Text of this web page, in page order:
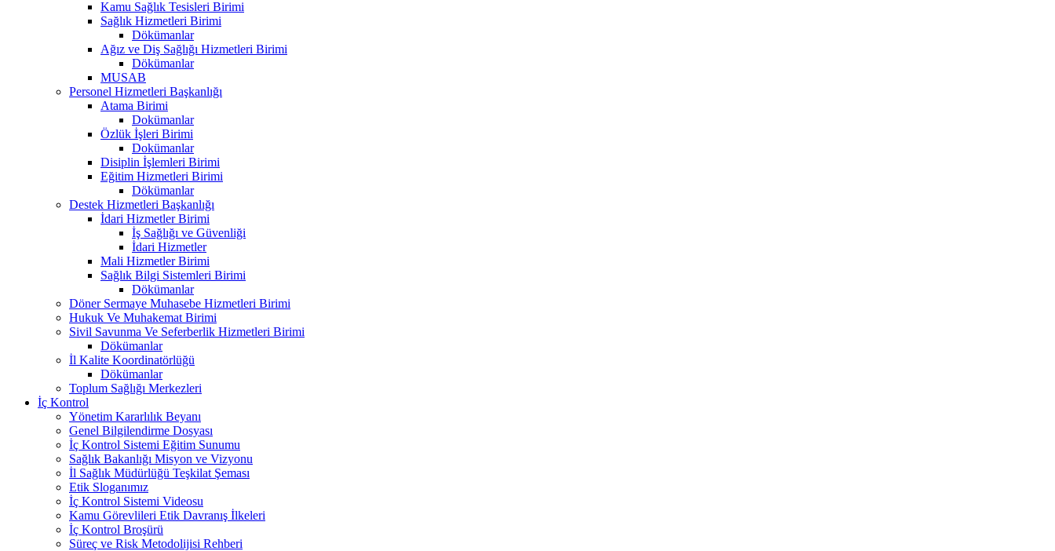
Kamu Sağlık Tesisleri Birimi
Sağlık Hizmetleri Birimi
Dökümanlar
Ağız ve Diş Sağlığı Hizmetleri Birimi
Dökümanlar
MUSAB
Personel Hizmetleri Başkanlığı
Atama Birimi
Dokümanlar
Özlük İşleri Birimi
Dokümanlar
Disiplin İşlemleri Birimi
Eğitim Hizmetleri Birimi
Dökümanlar
Destek Hizmetleri Başkanlığı
İdari Hizmetler Birimi
İş Sağlığı ve Güvenliği
İdari Hizmetler
Mali Hizmetler Birimi
Sağlık Bilgi Sistemleri Birimi
Dökümanlar
Döner Sermaye Muhasebe Hizmetleri Birimi
Hukuk Ve Muhakemat Birimi
Sivil Savunma Ve Seferberlik Hizmetleri Birimi
Dökümanlar
İl Kalite Koordinatörlüğü
Dökümanlar
Toplum Sağlığı Merkezleri
İç Kontrol
Yönetim Kararlılık Beyanı
Genel Bilgilendirme Dosyası
İç Kontrol Sistemi Eğitim Sunumu
Sağlık Bakanlığı Misyon ve Vizyonu
İl Sağlık Müdürlüğü Teşkilat Şeması
Etik Sloganımız
İç Kontrol Sistemi Videosu
Kamu Görevlileri Etik Davranış İlkeleri
İç Kontrol Broşürü
Süreç ve Risk Metodolijisi Rehberi